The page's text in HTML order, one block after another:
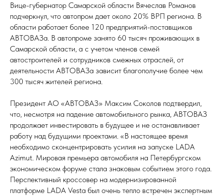
Вице-губернатор Самарской области Вячеслав Романов
подчеркнул, что автопром дает около 20% ВРП региона. В
области работает более 120 предприятий-поставщиков
АВТОВАЗа. В автопроме занято 60 тысяч проживающих в
Самарской области, а с учетом членов семей
автостроителей и сотрудников смежных отраслей, от
деятельности АВТОВАЗа зависит благополучие более чем
300 тысяч жителей региона.
Президент АО «АВТОВАЗ» Максим Соколов подтвердил,
что, несмотря на падение автомобильного рынка, АВТОВАЗ
продолжает инвестировать в будущее и не останавливает
работу над будущими проектами. «В настоящее время
необходимо сконцентрировать усилия на запуске LADA
Azimut. Мировая премьера автомобиля на Петербургском
экономическом форуме стала знаковым событием этого года.
Перспективный кроссовер на модернизированной
платформе LADA Vesta был очень тепло встречен экспертным